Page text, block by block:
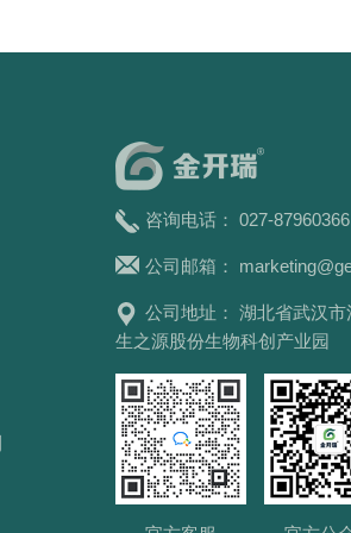
咨询电话： 027-87960366
公司邮箱：
公司地址： 湖北省武汉
生之源股份生物科创产业园